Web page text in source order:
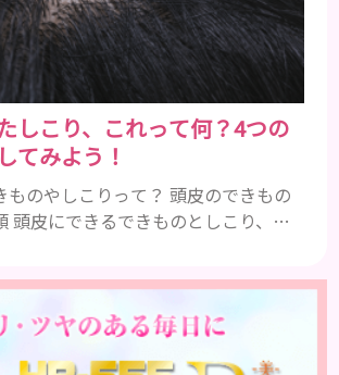
たくて寝れない」などの症状に悩ん
え性の可能...
しこり、これって何？4つの
てみよう！
ものやしこりって？ 頭皮のできもの
頭皮にできるできものとしこり、と
症状や種類によっても違います。まず
のか、よりも、どんな種類のできも
るのかを解説いきましょう。 水疱 ご
しゃるかと思いますが、すいほ